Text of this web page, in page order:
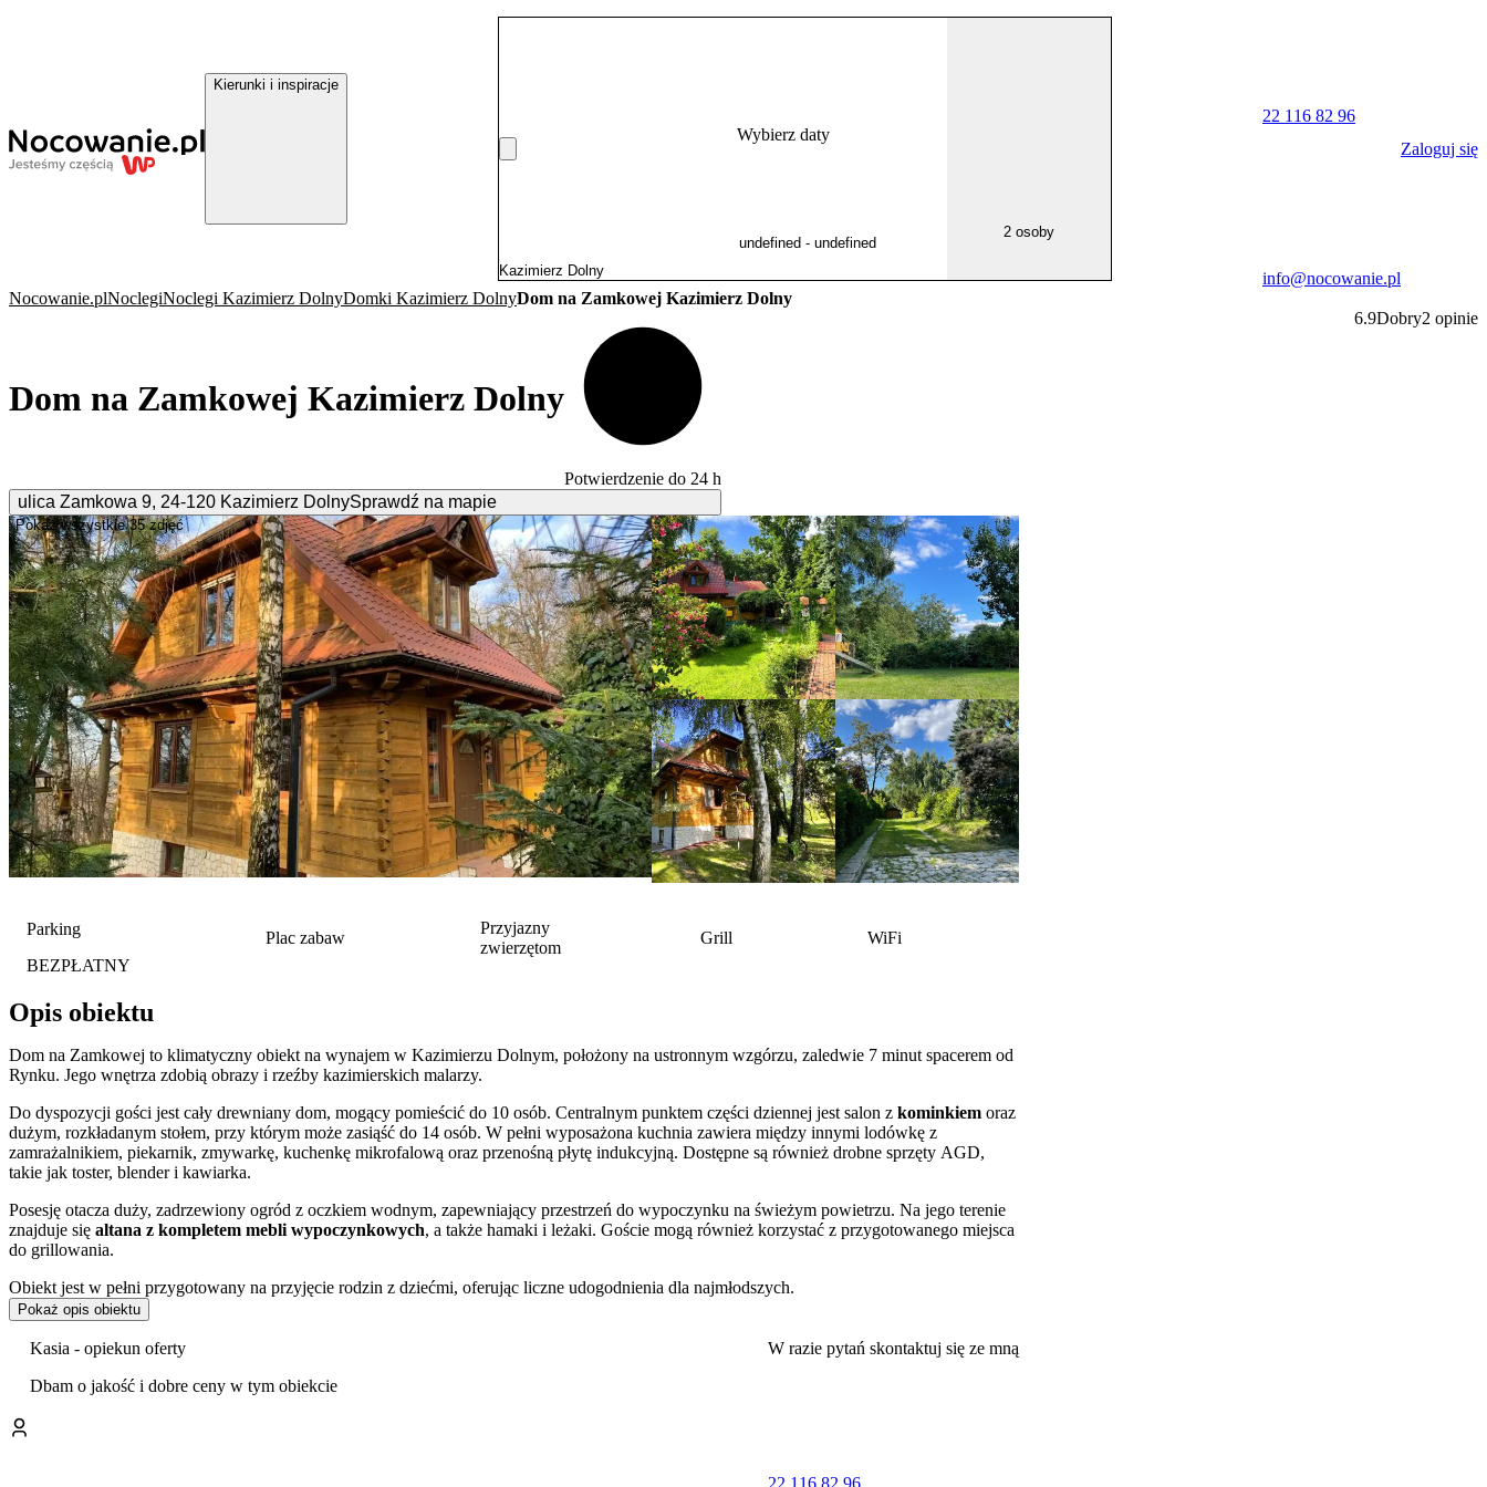
Kierunki i inspiracje
Wybierz daty
2 osoby
22 116 82 96
info@nocowanie.pl
Zaloguj się
Nocowanie.plNoclegiNoclegi Kazimierz DolnyDomki Kazimierz DolnyDom na Zamkowej Kazimierz Dolny
Dom na Zamkowej Kazimierz Dolny
Potwierdzenie do 24 h
ulica Zamkowa 9, 24-120 Kazimierz DolnySprawdź na mapie
6.9Dobry2 opinie
Pokaż wszystkie 35 zdjęć
Parking
BEZPŁATNY
Plac zabaw
Przyjazny
zwierzętom
Grill WiFi
Opis obiektu
Dom na Zamkowej to klimatyczny obiekt na wynajem w Kazimierzu Dolnym, położony na ustronnym wzgórzu, zaledwie 7 minut spacerem od
Rynku. Jego wnętrza zdobią obrazy i rzeźby kazimierskich malarzy.
Do dyspozycji gości jest cały drewniany dom, mogący pomieścić do 10 osób. Centralnym punktem części dziennej jest salon z kominkiem oraz
dużym, rozkładanym stołem, przy którym może zasiąść do 14 osób. W pełni wyposażona kuchnia zawiera między innymi lodówkę z
zamrażalnikiem, piekarnik, zmywarkę, kuchenkę mikrofalową oraz przenośną płytę indukcyjną. Dostępne są również drobne sprzęty AGD,
takie jak toster, blender i kawiarka.
Posesję otacza duży, zadrzewiony ogród z oczkiem wodnym, zapewniający przestrzeń do wypoczynku na świeżym powietrzu. Na jego terenie
znajduje się altana z kompletem mebli wypoczynkowych, a także hamaki i leżaki. Goście mogą również korzystać z przygotowanego miejsca
do grillowania.
Obiekt jest w pełni przygotowany na przyjęcie rodzin z dziećmi, oferując liczne udogodnienia dla najmłodszych.
Z myślą o komforcie rodzin przygotowano
dziecięce z pościelą, przenośne łóżeczko turystyczne, krzesełko do karmienia, wanienka oraz zabawki.
Wyposażenie domu obejmuje także pralkę, żelazko z deską do prasowania, suszarkę do włosów oraz telewizor z odtwarzaczem CD/DVD. Na
terenie posesji.
Pokaż opis obiektu
Kasia - opiekun oferty
Dbam o jakość i dobre ceny w tym obiekcie
W razie pytań skontaktuj się ze mną
22 116 82 96